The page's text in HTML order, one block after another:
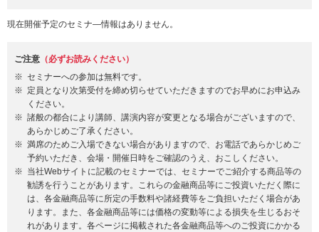
現在開催予定のセミナ―情報はありません。
ご注意 （必ずお読みください）
セミナーへの参加は無料です。
定員となり次第受付を締め切らせていただきますのでお早めにお申込み
ください。
諸般の都合により講師、講演内容が変更となる場合がございますので、
あらかじめご了承ください。
満席のためご入場できない場合がありますので、お電話であらかじめご
予約いただき、会場・開催日時をご確認のうえ、おこしください。
当社Webサイトに記載のセミナーでは、セミナーでご紹介する商品等の
勧誘を行うことがあります。これらの金融商品等にご投資いただく際に
は、各金融商品等に所定の手数料や諸経費等をご負担いただく場合があ
ります。また、各金融商品等には価格の変動等による損失を生じるおそ
れがあります。各ページに掲載された各金融商品等へのご投資にかかる